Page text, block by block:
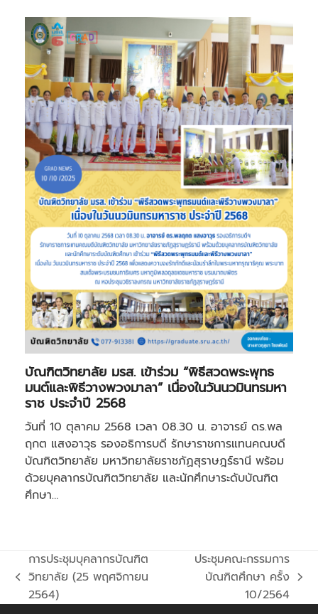
บัณฑิตวิทยาลัย มรส. เข้าร่วม “พิธีสวดพระพุทธ
มนต์และพิธีวางพวงมาลา” เนื่องในวันนวมินทรมหา
ราช ประจำปี 2568
วันที่ 10 ตุลาคม 2568 เวลา 08.30 น. อาจารย์ ดร.พล
ฤกต แสงอาวุธ รองอธิการบดี รักษาราชการแทนคณบดี
บัณฑิตวิทยาลัย มหาวิทยาลัยราชภัฏสุราษฎร์ธานี พร้อม
ด้วยบุคลากรบัณฑิตวิทยาลัย และนักศึกษาระดับบัณฑิต
ศึกษา…
previous
post:
การประชุมบุคลากรบัณฑิต
วิทยาลัย (25 พฤศจิกายน
2564)
post:
ประชุมคณะกรรมการ
บัณฑิตศึกษา ครั้ง
10/2564